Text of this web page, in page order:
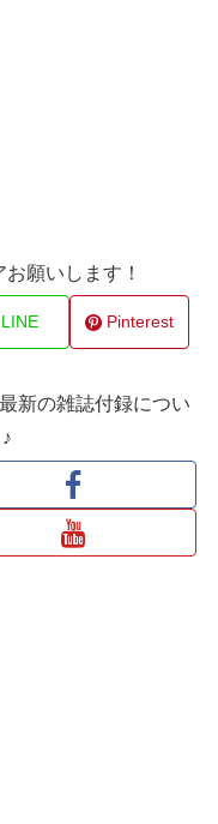
願いします！
LINE Pinterest
新の雑誌付録につい